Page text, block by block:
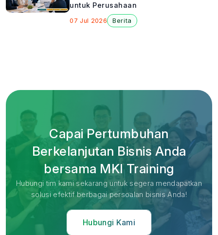
untuk Perusahaan
07 Jul 2026 Berita
Capai Pertumbuhan
Berkelanjutan Bisnis Anda
bersama MKI Training
Hubungi tim kami sekarang untuk segera mendapatkan
solusi efektif berbagai persoalan bisnis Anda!
Hubungi Kami